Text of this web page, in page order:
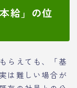
給」の位
らえても、「基
は難しい場合が